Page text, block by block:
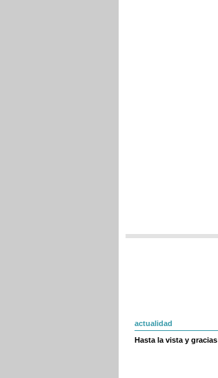
actualidad
Hasta la vista y gracias